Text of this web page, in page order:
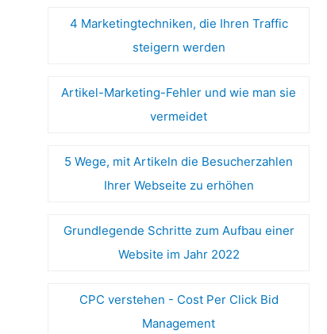
4 Marketingtechniken, die Ihren Traffic
steigern werden
Artikel-Marketing-Fehler und wie man sie
vermeidet
5 Wege, mit Artikeln die Besucherzahlen
Ihrer Webseite zu erhöhen
Grundlegende Schritte zum Aufbau einer
Website im Jahr 2022
CPC verstehen - Cost Per Click Bid
Management